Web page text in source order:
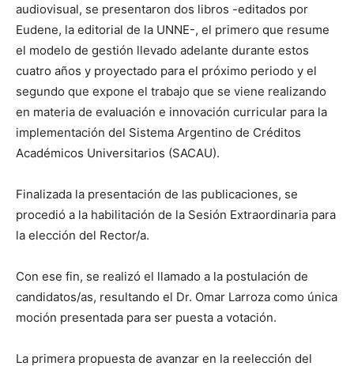
audiovisual, se presentaron dos libros -editados por
Eudene, la editorial de la UNNE-, el primero que resume
el modelo de gestión llevado adelante durante estos
cuatro años y proyectado para el próximo periodo y el
segundo que expone el trabajo que se viene realizando
en materia de evaluación e innovación curricular para la
implementación del Sistema Argentino de Créditos
Académicos Universitarios (SACAU).
Finalizada la presentación de las publicaciones, se
procedió a la habilitación de la Sesión Extraordinaria para
la elección del Rector/a.
Con ese fin, se realizó el llamado a la postulación de
candidatos/as, resultando el Dr. Omar Larroza como única
moción presentada para ser puesta a votación.
La primera propuesta de avanzar en la reelección del